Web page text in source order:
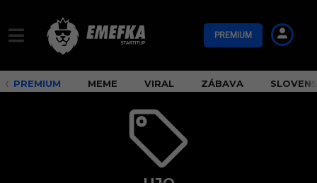
PREMIUM
PREMIUM MEME VIRAL ZÁBAVA